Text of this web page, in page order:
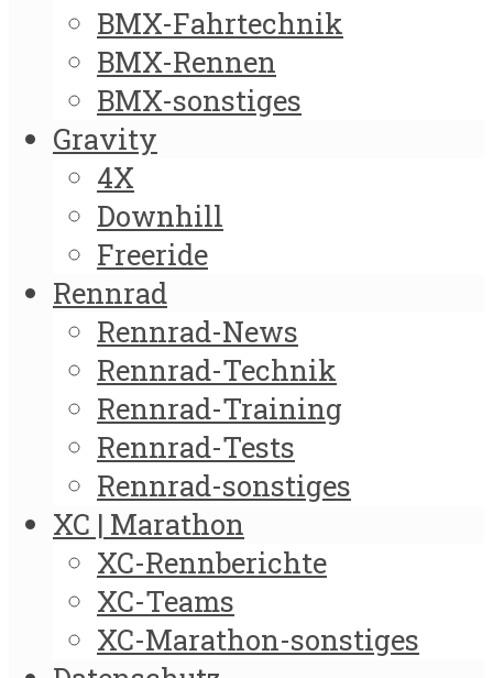
BMX-Fahrtechnik
BMX-Rennen
BMX-sonstiges
Gravity
4X
Downhill
Freeride
Rennrad
Rennrad-News
Rennrad-Technik
Rennrad-Training
Rennrad-Tests
Rennrad-sonstiges
XC | Marathon
XC-Rennberichte
XC-Teams
XC-Marathon-sonstiges